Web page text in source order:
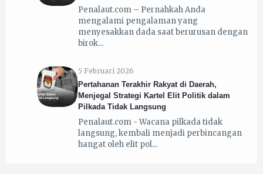
Penalaut.com – Pernahkah Anda
mengalami pengalaman yang
menyesakkan dada saat berurusan dengan
birok
5 Februari 2026
Pertahanan Terakhir Rakyat di Daerah,
Menjegal Strategi Kartel Elit Politik dalam
Pilkada Tidak Langsung
Penalaut.com - Wacana pilkada tidak
langsung, kembali menjadi perbincangan
hangat oleh elit pol